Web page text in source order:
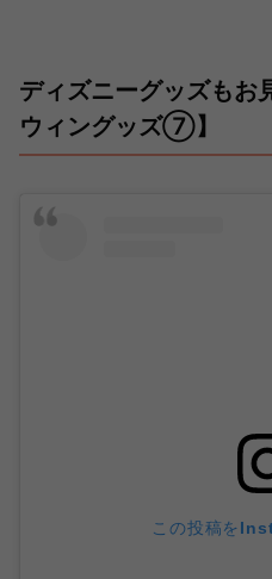
ディズニーグッズもお
ウィングッズ⑦】
この投稿を